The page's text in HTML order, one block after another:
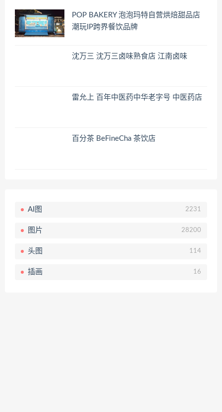
POP BAKERY 泡泡玛特自营烘焙甜品店
潮玩IP跨界餐饮品牌
沈万三 沈万三卤味熟食店 江南卤味
雷允上 百年中医药中华老字号 中医药店
百分茶 BeFineCha 茶饮店
AI图 2231
图片 28200
头图 114
插画 16